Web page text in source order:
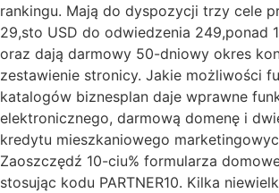
rankingu. Mają do dyspozycji trzy cele
29,sto USD do odwiedzenia 249,ponad
oraz dają darmowy 50-dniowy okres
zestawienie stronicy. Jakie możliwości
katalogów biznesplan daje wprawne
elektronicznego, darmową domenę i
kredytu mieszkaniowego
Zaoszczędź 10-ciu% formularza
stosując kodu PARTNER10. Kilka